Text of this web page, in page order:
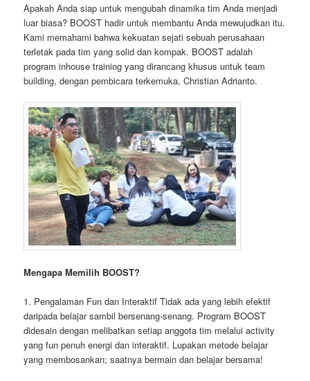
Apakah Anda siap untuk mengubah dinamika tim Anda menjadi
luar biasa? BOOST hadir untuk membantu Anda mewujudkan itu.
Kami memahami bahwa kekuatan sejati sebuah perusahaan
terletak pada tim yang solid dan kompak. BOOST adalah
program inhouse training yang dirancang khusus untuk team
building, dengan pembicara terkemuka, Christian Adrianto.
Mengapa Memilih BOOST?
1. Pengalaman Fun dan Interaktif Tidak ada yang lebih efektif
daripada belajar sambil bersenang-senang. Program BOOST
didesain dengan melibatkan setiap anggota tim melalui activity
yang fun penuh energi dan interaktif. Lupakan metode belajar
yang membosankan; saatnya bermain dan belajar bersama!